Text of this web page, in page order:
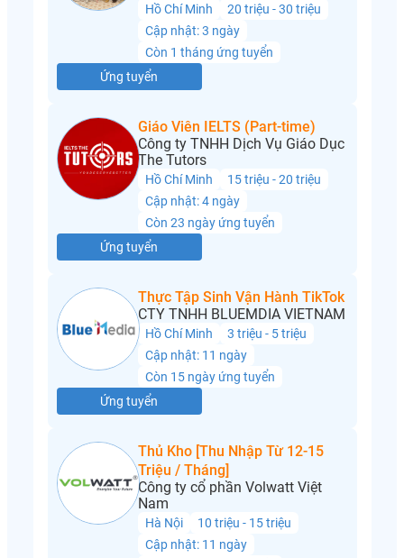
Hồ Chí Minh
20 triệu - 30 triệu
Cập nhật: 3 ngày
Còn 1 tháng ứng tuyển
Ứng tuyển
Giáo Viên IELTS (Part-time)
Công ty TNHH Dịch Vụ Giáo Dục
The Tutors
Hồ Chí Minh
15 triệu - 20 triệu
Cập nhật: 4 ngày
Còn 23 ngày ứng tuyển
Ứng tuyển
Thực Tập Sinh Vận Hành TikTok
CTY TNHH BLUEMDIA VIETNAM
Hồ Chí Minh
3 triệu - 5 triệu
Cập nhật: 11 ngày
Còn 15 ngày ứng tuyển
Ứng tuyển
Thủ Kho [Thu Nhập Từ 12-15
Triệu / Tháng]
Công ty cổ phần Volwatt Việt
Nam
Hà Nội
10 triệu - 15 triệu
Cập nhật: 11 ngày